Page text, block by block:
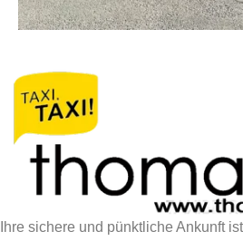
Ihre sichere und pünktliche Ankunft